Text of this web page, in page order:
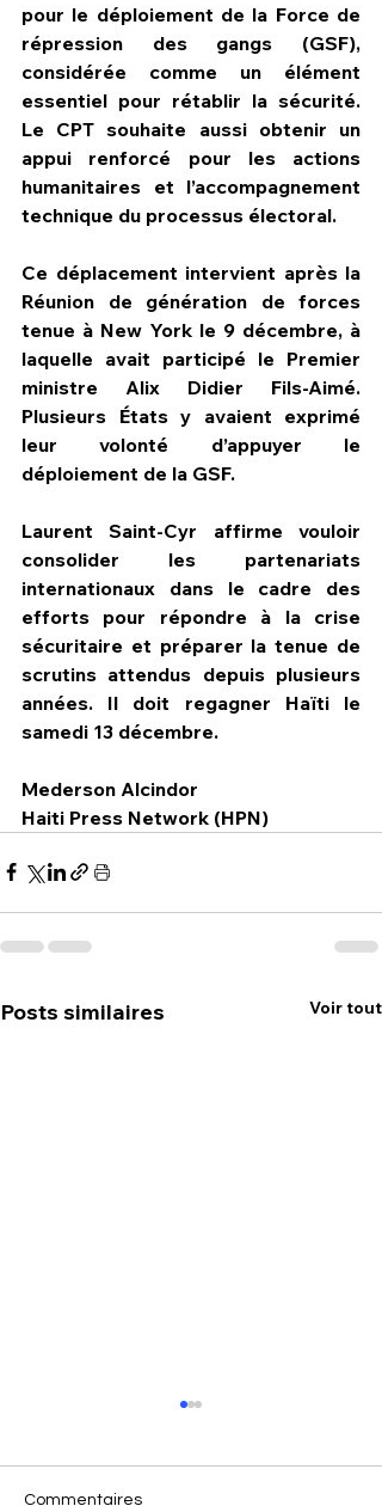
pour le déploiement de la Force de
répression des gangs (GSF),
considérée comme un élément
essentiel pour rétablir la sécurité.
Le CPT souhaite aussi obtenir un
appui renforcé pour les actions
humanitaires et l’accompagnement
technique du processus électoral.
Ce déplacement intervient après la
Réunion de génération de forces
tenue à New York le 9 décembre, à
laquelle avait participé le Premier
ministre Alix Didier Fils-Aimé.
Plusieurs États y avaient exprimé
leur volonté d’appuyer le
déploiement de la GSF.
Laurent Saint-Cyr affirme vouloir
consolider les partenariats
internationaux dans le cadre des
efforts pour répondre à la crise
sécuritaire et préparer la tenue de
scrutins attendus depuis plusieurs
années. Il doit regagner Haïti le
samedi 13 décembre.
Mederson Alcindor
Haiti Press Network (HPN)
Posts similaires Voir tout
Commentaires